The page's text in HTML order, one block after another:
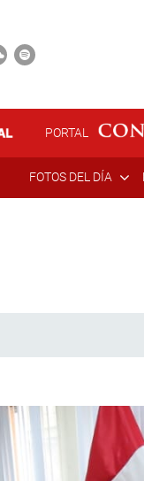
PORTAL
FOTOS DEL DÍA